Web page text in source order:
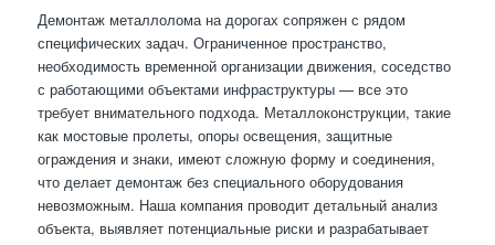
Демонтаж металлолома на дорогах сопряжен с рядом
специфических задач. Ограниченное пространство,
необходимость временной организации движения, соседство
с работающими объектами инфраструктуры — все это
требует внимательного подхода. Металлоконструкции, такие
как мостовые пролеты, опоры освещения, защитные
ограждения и знаки, имеют сложную форму и соединения,
что делает демонтаж без специального оборудования
невозможным. Наша компания проводит детальный анализ
объекта, выявляет потенциальные риски и разрабатывает